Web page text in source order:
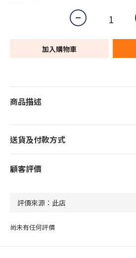
加入購物車
商品描述
送貨及付款方式
顧客評價
尚未有任何評價